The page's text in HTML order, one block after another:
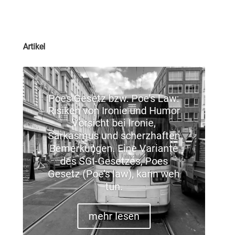
Artikel
Poes Gesetz bzw. Poe’s Law:
Risiken von Ironie und Humor
Vorsicht bei Ironie,
Sarkasmus und scherzhaften
Bemerkungen. Eine Variante
des SGI-Gesetzes, Poes
Gesetz (Poe’s law), kann weh
tun.
mehr lesen